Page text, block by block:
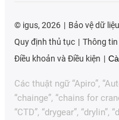
© igus, 2026 Bảo vệ dữ liệu
Quy định thủ tục
Thông
Điều khoản và Điều kiện
Các thuật ngữ “Apiro”,
“chainge”, “chains for
“CTD”, “drygear”, “drylin”,